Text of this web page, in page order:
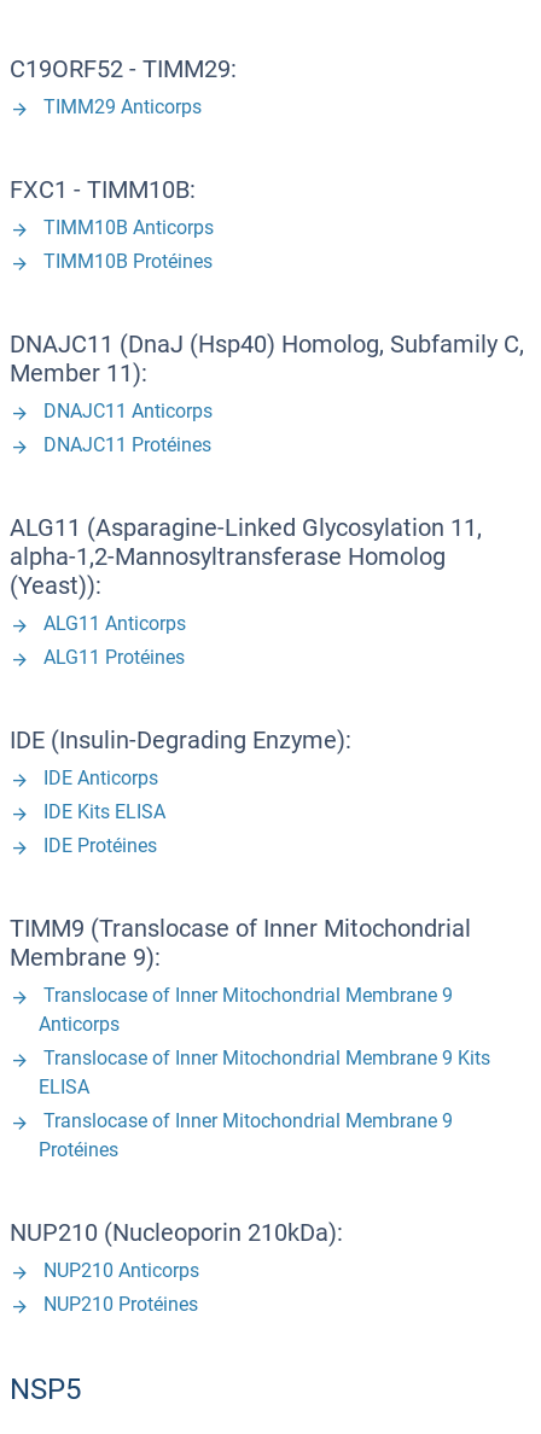
C19ORF52 - TIMM29:
TIMM29 Anticorps
FXC1 - TIMM10B:
TIMM10B Anticorps
TIMM10B Protéines
DNAJC11 (DnaJ (Hsp40) Homolog, Subfamily C,
Member 11):
DNAJC11 Anticorps
DNAJC11 Protéines
ALG11 (Asparagine-Linked Glycosylation 11,
alpha-1,2-Mannosyltransferase Homolog
(Yeast)):
ALG11 Anticorps
ALG11 Protéines
IDE (Insulin-Degrading Enzyme):
IDE Anticorps
IDE Kits ELISA
IDE Protéines
TIMM9 (Translocase of Inner Mitochondrial
Membrane 9):
Translocase of Inner Mitochondrial Membrane 9
Anticorps
Translocase of Inner Mitochondrial Membrane 9 Kits
ELISA
Translocase of Inner Mitochondrial Membrane 9
Protéines
NUP210 (Nucleoporin 210kDa):
NUP210 Anticorps
NUP210 Protéines
NSP5